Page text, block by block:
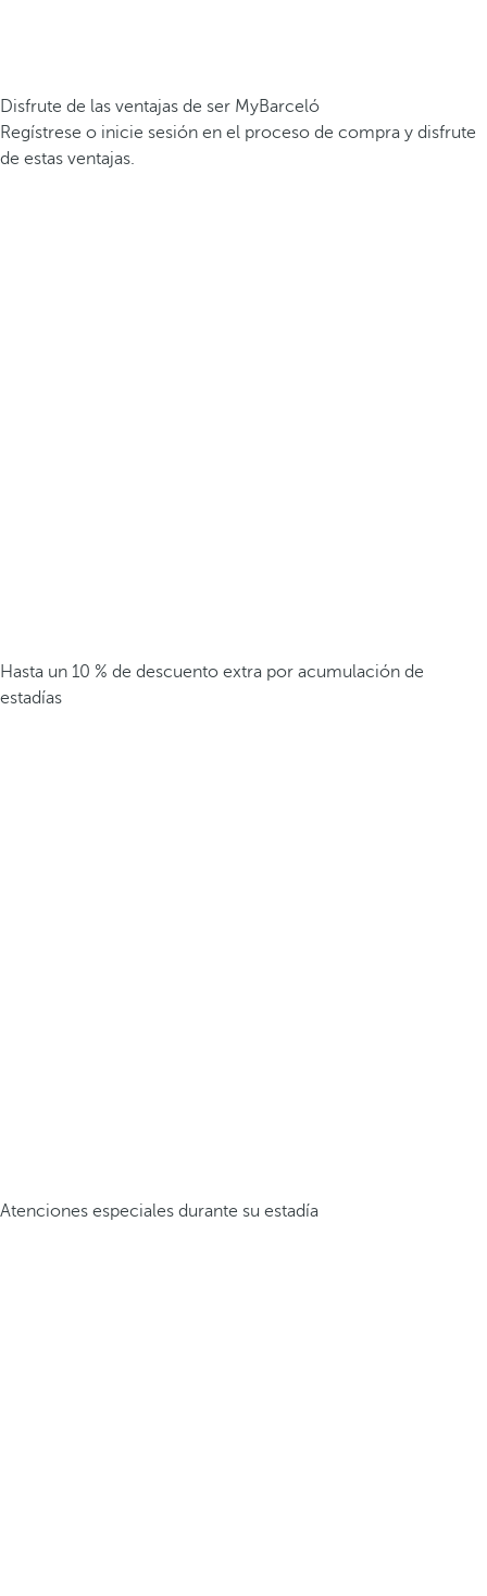
Disfrute de las ventajas de ser MyBarceló
Regístrese o inicie sesión en el proceso de compra y disfrute
de estas ventajas.
Hasta un 10 % de descuento extra por acumulación de
estadías
Atenciones especiales durante su estadía